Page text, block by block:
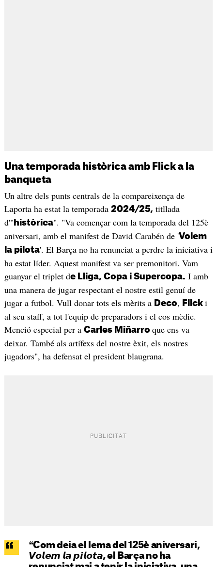
Una temporada històrica amb Flick a la
banqueta
Un altre dels punts centrals de la compareixença de
Laporta ha estat la temporada 2024/25, titllada
d'" històrica". "Va començar com la temporada del 125è
aniversari, amb el manifest de David Carabén de 'Volem
la pilota'. El Barça no ha renunciat a perdre la iniciativa i
ha estat líder. Aquest manifest va ser premonitori. Vam
guanyar el triplet de Lliga, Copa i Supercopa. I amb
una manera de jugar respectant el nostre estil genuí de
jugar a futbol. Vull donar tots els mèrits a Deco, Flick i
al seu staff, a tot l'equip de preparadors i el cos mèdic.
Menció especial per a Carles Miñarro que ens va
deixar. També als artífexs del nostre èxit, els nostres
jugadors", ha defensat el president blaugrana.
❝Com deia el lema del 125è aniversari,
𝙑𝙤𝙡𝙚𝙢 𝙡𝙖 𝙥𝙞𝙡𝙤𝙩𝙖, el Barça no ha